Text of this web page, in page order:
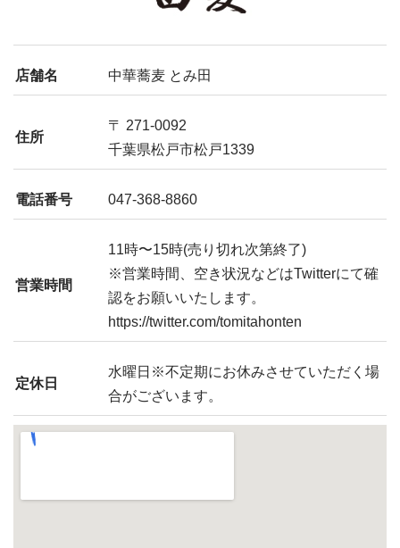
店舗名 中華蕎麦 とみ田
住所
〒 271-0092
千葉県松戸市松戸1339
電話番号 047-368-8860
営業時間
11時〜15時(売り切れ次第終了)
※営業時間、空き状況などはTwitterにて確
認をお願いいたします。
https://twitter.com/tomitahonten
定休日
水曜日※不定期にお休みさせていただく場
合がございます。